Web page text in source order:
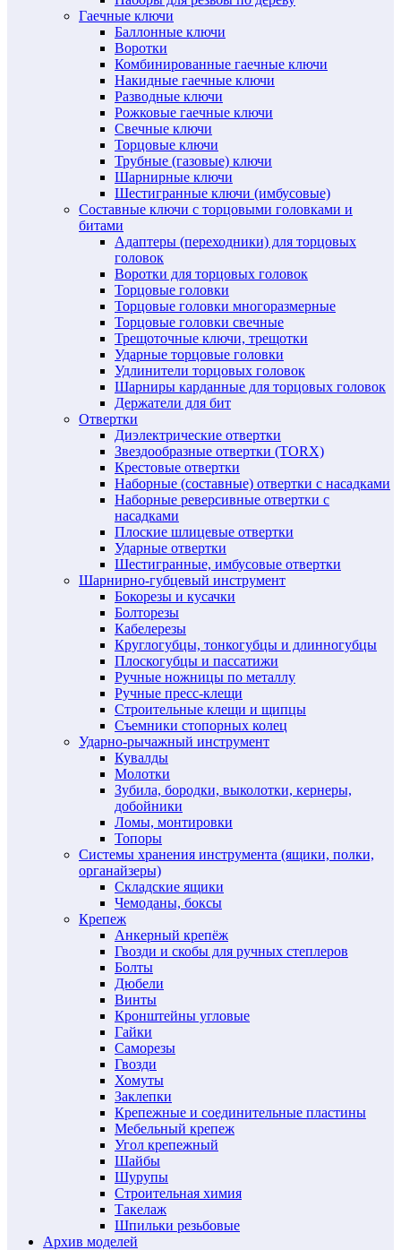
Гаечные ключи
Баллонные ключи
Воротки
Комбинированные гаечные ключи
Накидные гаечные ключи
Разводные ключи
Рожковые гаечные ключи
Свечные ключи
Торцовые ключи
Трубные (газовые) ключи
Шарнирные ключи
Шестигранные ключи (имбусовые)
Составные ключи с торцовыми головками и
битами
Адаптеры (переходники) для торцовых
головок
Воротки для торцовых головок
Торцовые головки
Торцовые головки многоразмерные
Торцовые головки свечные
Трещоточные ключи, трещотки
Ударные торцовые головки
Удлинители торцовых головок
Шарниры карданные для торцовых головок
Держатели для бит
Отвертки
Диэлектрические отвертки
Звездообразные отвертки (TORX)
Крестовые отвертки
Наборные (составные) отвертки с насадками
Наборные реверсивные отвертки с
насадками
Плоские шлицевые отвертки
Ударные отвертки
Шестигранные, имбусовые отвертки
Шарнирно-губцевый инструмент
Бокорезы и кусачки
Болторезы
Кабелерезы
Круглогубцы, тонкогубцы и длинногубцы
Плоскогубцы и пассатижи
Ручные ножницы по металлу
Ручные пресс-клещи
Строительные клещи и щипцы
Съемники стопорных колец
Ударно-рычажный инструмент
Кувалды
Молотки
Зубила, бородки, выколотки, кернеры,
добойники
Ломы, монтировки
Топоры
Системы хранения инструмента (ящики, полки,
органайзеры)
Складские ящики
Чемоданы, боксы
Крепеж
Анкерный крепёж
Гвозди и скобы для ручных степлеров
Болты
Дюбели
Винты
Кронштейны угловые
Гайки
Саморезы
Гвозди
Хомуты
Заклепки
Крепежные и соединительные пластины
Мебельный крепеж
Угол крепежный
Шайбы
Шурупы
Строительная химия
Такелаж
Шпильки резьбовые
Архив моделей